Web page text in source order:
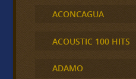
ACONCAGUA
ACOUSTIC 100 HITS
ADAMO